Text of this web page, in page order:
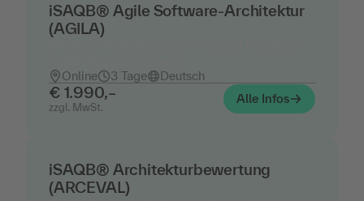
iSAQB® Agile Software-Architektur
(AGILA)
Online
3 Tage Deutsch
€ 1.990,–
zzgl. MwSt.
Alle Infos
iSAQB® Architekturbewertung
(ARCEVAL)